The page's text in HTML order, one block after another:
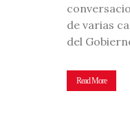
de varias
del
Read More